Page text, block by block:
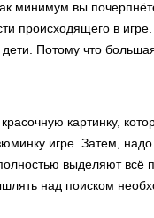
минимум вы
происходящего в
Потому что
картинку,
игре. Затем, надо
выделяют всё
над поиском